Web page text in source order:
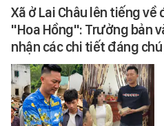
Xã ở Lai Châu lên tiếng
"Hoa Hồng": Trưởng bản
nhận các chi tiết đáng chú